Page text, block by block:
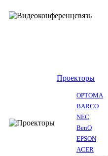
Проекторы
OPTOMA
BARCO
NEC
BenQ
EPSON
ACER